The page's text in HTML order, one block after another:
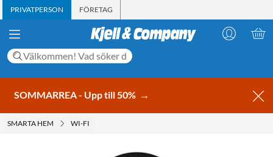
PRIVATPERSON FÖRETAG
SOMMARREA - Upp till 50% →
SMARTA HEM WI-FI